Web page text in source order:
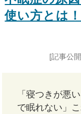
使い方とは
[記事公
「寝つきが悪
で眠れない」